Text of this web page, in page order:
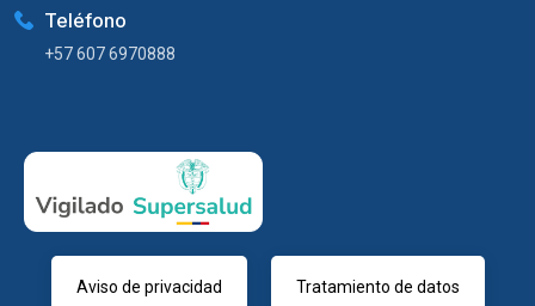
Teléfono
+57 607 6970888
Aviso de privacidad Tratamiento de datos